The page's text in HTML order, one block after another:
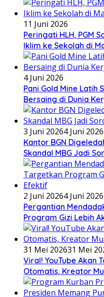
11 Juni 2026
Peringati HLH, PGM
Iklim ke Sekolah di
4 Juni 2026
Pani Gold Mine Latih
Bersaing di Dunia
3 Juni 20264 Juni 2026
Kantor BGN
Skandal MBG Jadi
2 Juni 20264 Juni 2026
Pergantian
Program Gizi Lebih
31 Mei 202631 Mei
Viral! YouTube Akan
Otomatis, Kreator